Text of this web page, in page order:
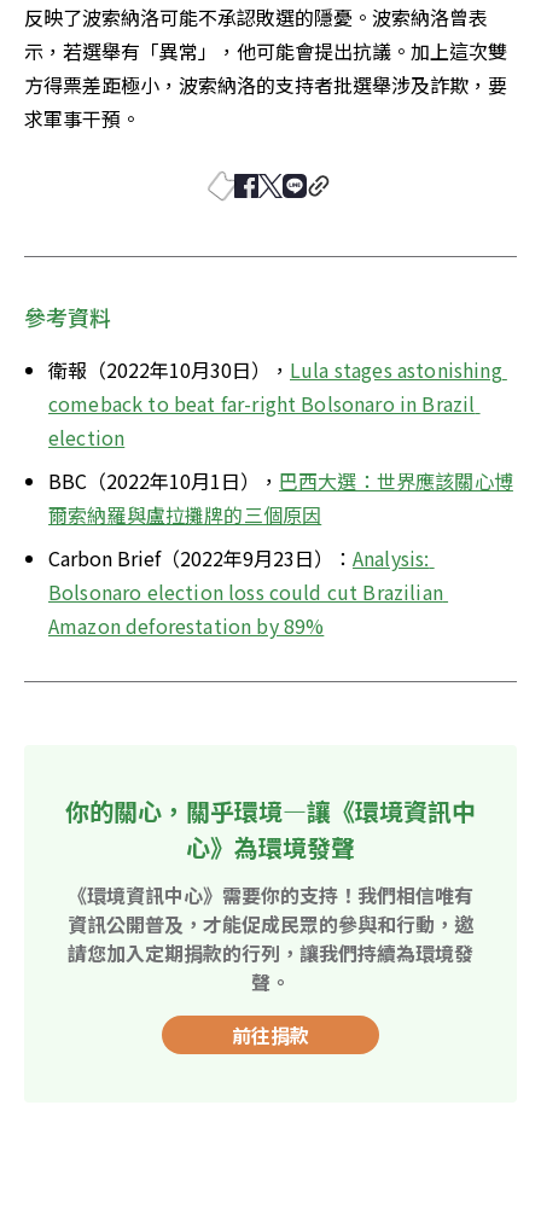
反映了波索納洛可能不承認敗選的隱憂。波索納洛曾表
示，若選舉有「異常」，他可能會提出抗議。加上這次雙
方得票差距極小，波索納洛的支持者批選舉涉及詐欺，要
求軍事干預。
參考資料
衛報（2022年10月30日）， Lula stages astonishing
comeback to beat far-right Bolsonaro in Brazil
election
BBC（2022年10月1日）， 巴西大選：世界應該關心博
爾索納羅與盧拉攤牌的三個原因
Carbon Brief（2022年9月23日）： Analysis:
Bolsonaro election loss could cut Brazilian
Amazon deforestation by 89%
你的關心，關乎環境—讓《環境資訊中
心》為環境發聲
《環境資訊中心》需要你的支持！我們相信唯有
資訊公開普及，才能促成民眾的參與和行動，邀
請您加入定期捐款的行列，讓我們持續為環境發
聲。
前往捐款